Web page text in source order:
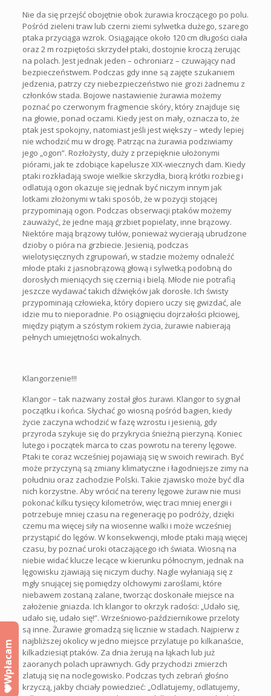
Nie da się przejść obojętnie obok żurawia kroczącego po polu.
Pośród zieleni traw lub czerni ziemi sylwetka dużego, szarego
ptaka przyciąga wzrok. Osiągające około 120 cm długości ciała
oraz 2 m rozpiętości skrzydeł ptaki, dostojnie kroczą żerując
na polach. Jest jednak jeden – ochroniarz – czuwający nad
bezpieczeństwem. Podczas gdy inne są zajęte szukaniem
jedzenia, patrzy czy niebezpieczeństwo nie grozi żadnemu z
członków stada. Bojowe nastawienie żurawia możemy
poznać po czerwonym fragmencie skóry, który znajduje się
na głowie, ponad oczami. Kiedy jest on mały, oznacza to, że
ptak jest spokojny, natomiast jeśli jest większy – wtedy lepiej
nie wchodzić mu w drogę. Patrząc na żurawia podziwiamy
jego „ogon”. Rozłożysty, duży z przepięknie ułożonymi
piórami, jak te zdobiące kapelusze XIX-wiecznych dam. Kiedy
ptaki rozkładają swoje wielkie skrzydła, biorą krótki rozbieg i
odlatują ogon okazuje się jednak być niczym innym jak
lotkami złożonymi w taki sposób, że w pozycji stojącej
przypominają ogon. Podczas obserwacji ptaków możemy
zauważyć, że jedne mają grzbiet popielaty, inne brązowy.
Niektóre mają brązowy tułów, ponieważ wycierają ubrudzone
dzioby o pióra na grzbiecie. Jesienią, podczas
wielotysięcznych zgrupowań, w stadzie możemy odnaleźć
młode ptaki z jasnobrązową głową i sylwetką podobną do
dorosłych mieniących się czernią i bielą. Młode nie potrafią
jeszcze wydawać takich dźwięków jak dorosłe. Ich świsty
przypominają człowieka, który dopiero uczy się gwizdać, ale
idzie mu to nieporadnie. Po osiągnięciu dojrzałości płciowej,
między piątym a szóstym rokiem życia, żurawie nabierają
pełnych umiejętności wokalnych.
Klangorzenie!!!
Klangor – tak nazwany został głos żurawi. Klangor to sygnał
początku i końca. Słychać go wiosną pośród bagien, kiedy
życie zaczyna wchodzić w fazę wzrostu i jesienią, gdy
przyroda szykuje się do przykrycia śnieżną pierzyną. Koniec
lutego i początek marca to czas powrotu na tereny lęgowe.
Ptaki te coraz wcześniej pojawiają się w swoich rewirach. Być
może przyczyną są zmiany klimatyczne i łagodniejsze zimy na
południu oraz zachodzie Polski. Takie zjawisko może być dla
nich korzystne. Aby wrócić na tereny lęgowe żuraw nie musi
pokonać kilku tysięcy kilometrów, więc traci mniej energii i
potrzebuje mniej czasu na regenerację po podróży, dzięki
czemu ma więcej siły na wiosenne walki i może wcześniej
przystąpić do lęgów. W konsekwencji, młode ptaki mają więcej
czasu, by poznać uroki otaczającego ich świata. Wiosną na
niebie widać klucze lecące w kierunku północnym, jednak na
lęgowisku zjawiają się niczym duchy. Nagle wyłaniają się z
mgły snującej się pomiędzy olchowymi zaroślami, które
niebawem zostaną zalane, tworząc doskonałe miejsce na
założenie gniazda. Ich klangor to okrzyk radości: „Udało się,
udało się, udało się!”. Wrześniowo-październikowe przeloty
są inne. Żurawie gromadzą się licznie w stadach. Najpierw z
najbliższej okolicy w jedno miejsce przylatuje po kilkanaście,
kilkadziesiąt ptaków. Za dnia żerują na łąkach lub już
zaoranych polach uprawnych. Gdy przychodzi zmierzch
zlatują się na noclegowisko. Podczas tych zebrań głośno
krzyczą, jakby chciały powiedzieć: „Odlatujemy, odlatujemy,
Wpłacam